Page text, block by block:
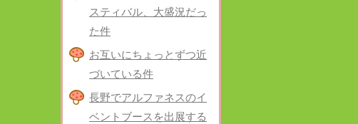
スティバル、大盛況だっ
た件
お互いにちょっとずつ近
づいている件
長野でアルファネスのイ
ベントブースを出展する